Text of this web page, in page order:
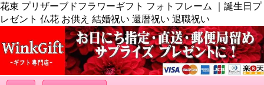
花束 プリザーブドフラワーギフト フォトフレーム ｜誕生日プ
レゼント 仏花 お供え 結婚祝い 還暦祝い 退職祝い